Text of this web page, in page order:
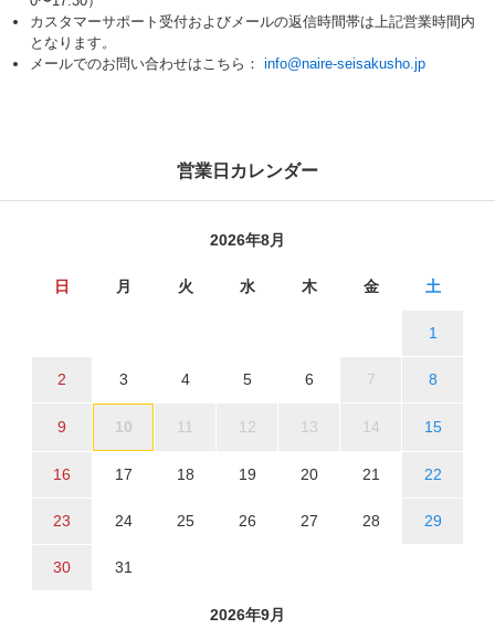
カスタマーサポート受付およびメールの返信時間帯は上記営業時間内
となります。
メールでのお問い合わせはこちら： info@naire-seisakusho.jp
営業日カレンダー
2026年8月
日 月 火 水 木 金 土
1
2 3 4 5 6 7 8
9 10 11 12 13 14 15
16 17 18 19 20 21 22
23 24 25 26 27 28 29
30 31
2026年9月